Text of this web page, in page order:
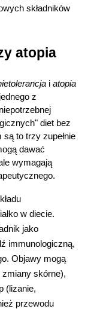
składników
atopia
i atopia
z
diet bez
to trzy zupełnie
dawać
wymagają
w diecie.
jako
immunologiczną,
Objawy mogą
skórne),
(lizanie,
przewodu